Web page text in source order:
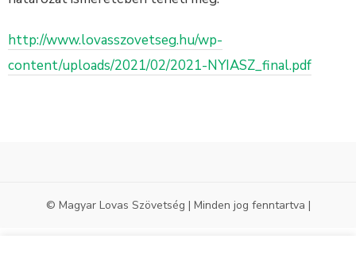
http://www.lovasszovetseg.hu/wp-
content/uploads/2021/02/2021-NYIASZ_final.pdf
© Magyar Lovas Szövetség | Minden jog fenntartva |